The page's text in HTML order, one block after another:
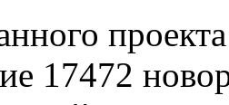
17472